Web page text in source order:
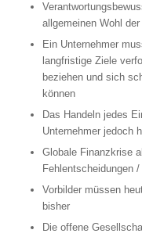
allgemeinen Wohl
Ein Unternehmer
langfristige Ziele
beziehen und sich
können
Das Handeln jedes
Unternehmer jedoch
Globale Finanzkrise
Fehlentscheidungen
Vorbilder müssen
bisher
Die offene